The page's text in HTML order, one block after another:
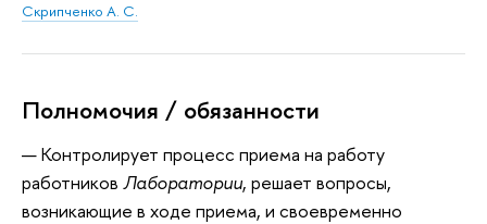
Скрипченко А. С.
Полномочия / обязанности
Контролирует процесс приема на работу
работников Лаборатории, решает вопросы,
возникающие в ходе приема, и своевременно